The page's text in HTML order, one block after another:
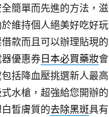
全簡單而先進的方法，滋
維持個人絕美好吃好玩
款而且可以辦理貼現的
優惠券日本必買藥妝會
括降血壓挑選新人最高
水槍，超強給您開辦的
皙膚質的去除黑斑具有